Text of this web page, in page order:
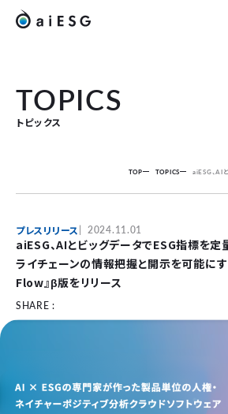
TOPICS
トピックス
TOP TOPICS aiESG、AIとビッグデータでESG指
プレスリリース 2024.11.01
aiESG、AIとビッグデータでESG指標を定
ライチェーンの情報把握と開示を可能に
Flow』β版をリリース
SHARE :